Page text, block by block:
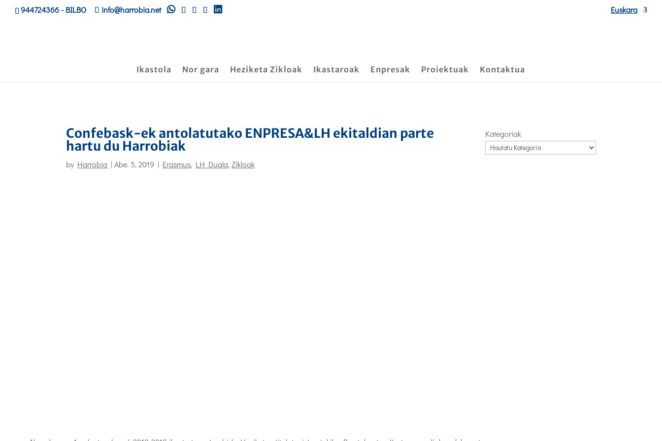
944724366- BILBO info@harrobia.net Euskara
Ikastola Nor gara Heziketa Zikloak Ikastaroak Enpresak Proiektuak Kontaktua
Confebask-ek antolatutako ENPRESA&LH ekitaldian parte
hartu du Harrobiak
by Harrobia |Abe. 5, 2019 | Erasmus, LH Duala,Zikloak
Kategoriak